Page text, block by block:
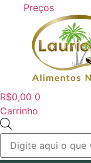
Preços
R$0,00 0
Carrinho
produtos